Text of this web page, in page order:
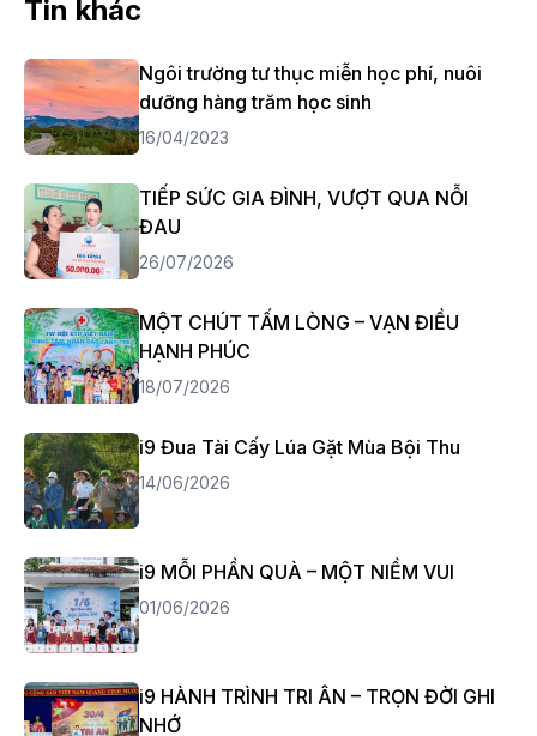
Tin khác
Ngôi trường tư thục miễn học phí, nuôi
dưỡng hàng trăm học sinh
16/04/2023
TIẾP SỨC GIA ĐÌNH, VƯỢT QUA NỖI
ĐAU
26/07/2026
MỘT CHÚT TẤM LÒNG – VẠN ĐIỀU
HẠNH PHÚC
18/07/2026
i9 Đua Tài Cấy Lúa Gặt Mùa Bội Thu
14/06/2026
i9 MỖI PHẦN QUÀ – MỘT NIỀM VUI
01/06/2026
i9 HÀNH TRÌNH TRI ÂN – TRỌN ĐỜI GHI
NHỚ